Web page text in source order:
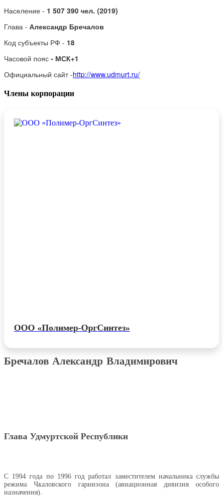
Население - 1 507 390 чел. (2019)
Глава - Александр Бречалов
Код субъекты РФ - 18
Часовой пояс - МСК+1
Официальный сайт -http://www.udmurt.ru/
Члены корпорации
ООО «Полимер-ОргСинтез»
Бречалов Александр Владимирович
Глава Удмуртской Республики
С 1994 года по 1996 год работал заместителем начальника службы
режима Чкаловского гарнизона (авиационная дивизия особого
назначения).